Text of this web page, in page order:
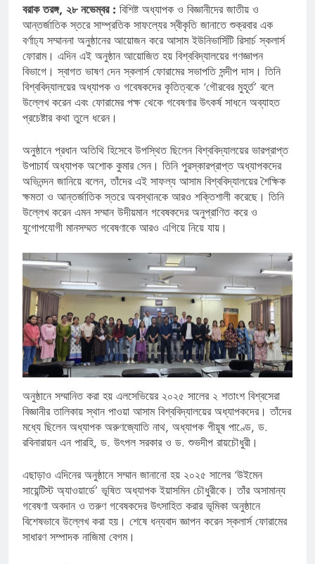
বরাক তরঙ্গ, ২৮ নভেম্বর : বিশিষ্ট অধ্যাপক ও বিজ্ঞানীদের জাতীয় ও
আন্তর্জাতিক স্তরে সাম্প্রতিক সাফল্যের স্বীকৃতি জানাতে শুক্রবার এক
বর্ণাঢ্য সম্মাননা অনুষ্ঠানের আয়োজন করে আসাম ইউনিভার্সিটি রিসার্চ স্কলার্স
ফোরাম। এদিন এই অনুষ্ঠান আয়োজিত হয় বিশ্ববিদ্যালয়ের গণজ্ঞাপন
বিভাগে। স্বাগত ভাষণ দেন স্কলার্স ফোরামের সভাপতি সন্দীপ দাস। তিনি
বিশ্ববিদ্যালয়ের অধ্যাপক ও গবেষকদের কৃতিত্বকে ‘গৌরবের মুহূর্ত’ বলে
উল্লেখ করেন এবং ফোরামের পক্ষ থেকে গবেষণার উৎকর্ষ সাধনে অব্যাহত
প্রচেষ্টার কথা তুলে ধরেন।
অনুষ্ঠানে প্রধান অতিথি হিসেবে উপস্থিত ছিলেন বিশ্ববিদ্যালয়ের ভারপ্রাপ্ত
উপাচার্য অধ্যাপক অশোক কুমার সেন। তিনি পুরস্কারপ্রাপ্ত অধ্যাপকদের
অভিনন্দন জানিয়ে বলেন, তাঁদের এই সাফল্য আসাম বিশ্ববিদ্যালয়ের শৈক্ষিক
ক্ষমতা ও আন্তর্জাতিক স্তরে অবস্থানকে আরও শক্তিশালী করেছে। তিনি
উল্লেখ করেন এমন সম্মান উদীয়মান গবেষকদের অনুপ্রাণিত করে ও
যুগোপযোগী মানসম্মত গবেষণাকে আরও এগিয়ে নিয়ে যায়।
অনুষ্ঠানে সম্মানিত করা হয় এলসেভিয়ের ২০২৫ সালের ২ শতাংশ বিশ্বসেরা
বিজ্ঞানীর তালিকায় স্থান পাওয়া আসাম বিশ্ববিদ্যালয়ের অধ্যাপকদের। তাঁদের
মধ্যে ছিলেন অধ্যাপক অরুণজ্যোতি নাথ, অধ্যাপক পীয়ূষ পাণ্ডে, ড.
রবিনারায়ন এন পারহি, ড. উৎপল সরকার ও ড. শুভদীপ রায়চৌধুরী।
এছাড়াও এদিনের অনুষ্ঠানে সম্মান জানানো হয় ২০২৫ সালের ‘উইমেন
সায়েন্টিস্ট অ্যাওয়ার্ডে’ ভূষিত অধ্যাপক ইয়াসমিন চৌধুরীকে। তাঁর অসামান্য
গবেষণা অবদান ও তরুণ গবেষকদের উৎসাহিত করার ভূমিকা অনুষ্ঠানে
বিশেষভাবে উল্লেখ করা হয়। শেষে ধন্যবাদ জ্ঞাপন করেন স্কলার্স ফোরামের
সাধারণ সম্পাদক নাজিমা বেগম।